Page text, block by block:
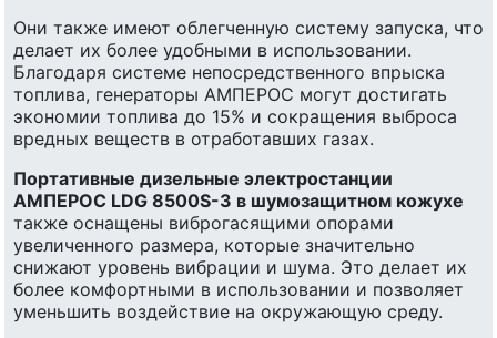
Они также имеют облегченную систему запуска, что
делает их более удобными в использовании.
Благодаря системе непосредственного впрыска
топлива, генераторы АМПЕРОС могут достигать
экономии топлива до 15% и сокращения выброса
вредных веществ в отработавших газах.
Портативные дизельные электростанции
АМПЕРОС LDG 8500S-3 в шумозащитном кожухе
также оснащены виброгасящими опорами
увеличенного размера, которые значительно
снижают уровень вибрации и шума. Это делает их
более комфортными в использовании и позволяет
уменьшить воздействие на окружающую среду.